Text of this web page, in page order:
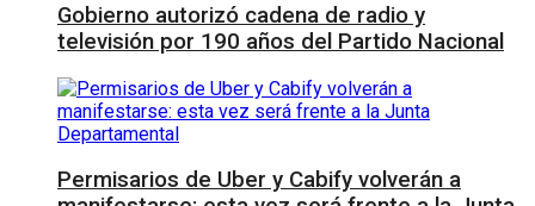
Gobierno autorizó cadena de radio y
televisión por 190 años del Partido Nacional
Permisarios de Uber y Cabify volverán a